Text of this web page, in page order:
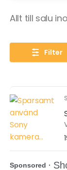
Allt till salu
Filter